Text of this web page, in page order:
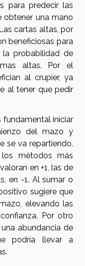
para predecir las
una mano
cartas altas, por
beneficiosas para
la probabilidad de
altas. Por el
al crupier, ya
al tener que pedir
fundamental iniciar
del mazo y
se va repartiendo.
métodos más
en +1, las de
en -1. Al sumar o
sugiere que
elevando las
Por otro
abundancia de
podría llevar a